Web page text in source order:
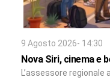
9 Agosto 2026- 14:30
Nova Siri, cinema e
L’assessore regionale